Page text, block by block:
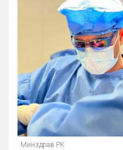
Минздрав РК